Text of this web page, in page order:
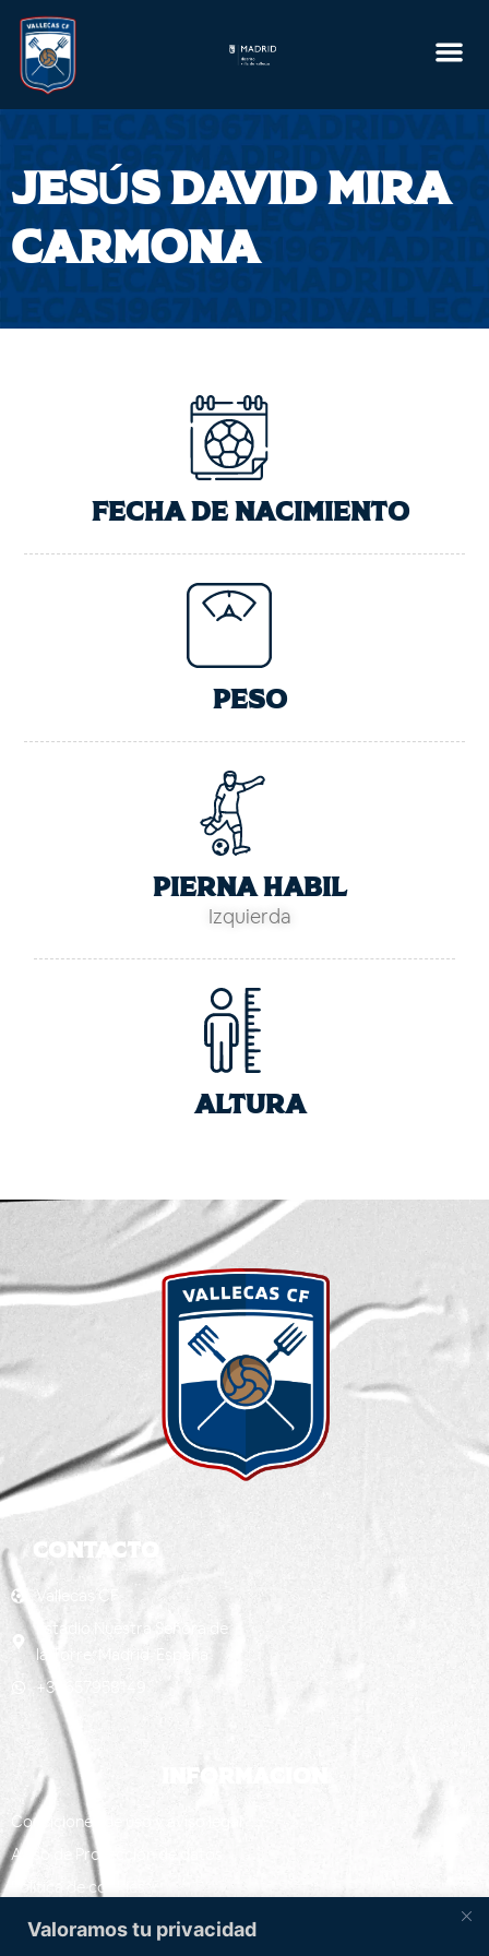
Valoramos tu privacidad
contenido
JESÚS DAVID MIRA
CARMONA
Fecha de nacimiento
PESO
pierna habil
Izquierda
ALTURA
CONTACTO
Vallecas CF
Estadio Nuestra Señora de
la Torre; Madrid, España
+34657958149
Informacion
Conciciones de uso y aviso legal
Aviso de Protección de datos
Política de cookies y